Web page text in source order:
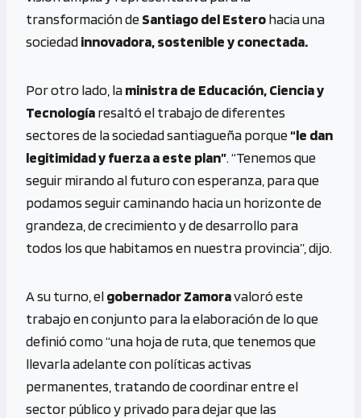
transformación deSantiago del Esterohacia una
sociedadinnovadora, sostenible y conectada.
Por otro lado, laministra de Educación, Ciencia y
Tecnologíaresaltó el trabajo de diferentes
sectores de la sociedad santiagueña porque“le dan
legitimidad y fuerza a este plan”. “Tenemos que
seguir mirando al futuro con esperanza, para que
podamos seguir caminando hacia un horizonte de
grandeza, de crecimiento y de desarrollo para
todos los que habitamos en nuestra provincia”, dijo.
A su turno, elgobernador Zamoravaloró este
trabajo en conjunto para la elaboración de lo que
definió como “una hoja de ruta, que tenemos que
llevarla adelante con políticas activas
permanentes, tratando de coordinar entre el
sector público y privado para dejar que las